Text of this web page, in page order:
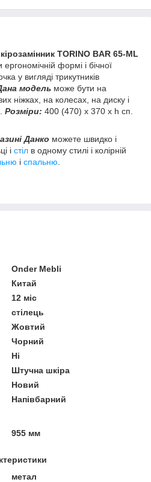
TORINO BAR 65-ML
формі і бічної
у вигляді трикутників
модель може бути на
ніжках, на колесах, на диску і
Розміри: 400 (470) x 370 х h сп.
Данко можете швидко і
і стіл в одному стилі і колірній
і спальню
Onder Mebli
Китай
12 міс
стілець
Жовтий
Чорний
Ні
Штучна шкіра
Новий
Напівбарний
955 мм
метал